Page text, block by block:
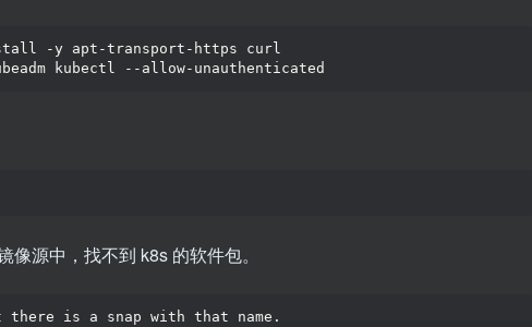
-y apt-transport-https curl
kubectl --allow-unauthenticated
源中，找不到 k8s 的软件包。
there is a snap with that name.